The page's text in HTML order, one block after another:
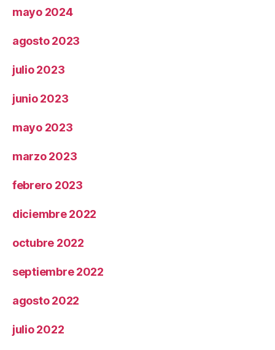
mayo 2024
agosto 2023
julio 2023
junio 2023
mayo 2023
marzo 2023
febrero 2023
diciembre 2022
octubre 2022
septiembre 2022
agosto 2022
julio 2022